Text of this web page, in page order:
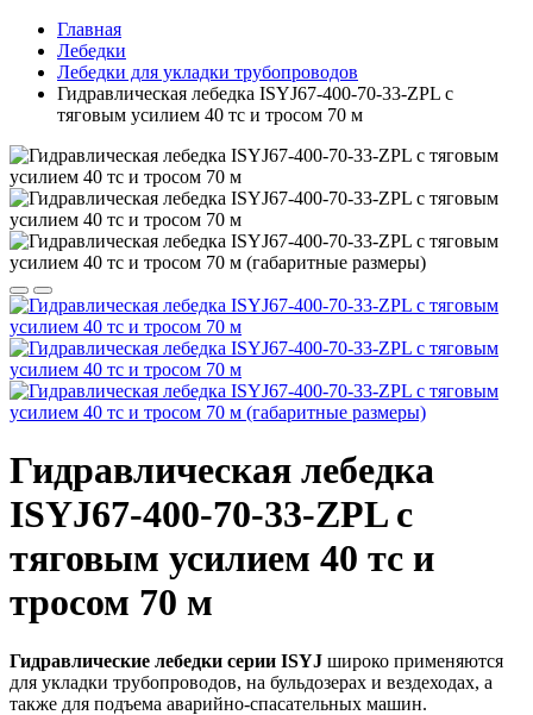
Главная
Лебедки
Лебедки для укладки трубопроводов
Гидравлическая лебедка ISYJ67-400-70-33-ZPL с
тяговым усилием 40 тс и тросом 70 м
Гидравлическая лебедка
ISYJ67-400-70-33-ZPL с
тяговым усилием 40 тс и
тросом 70 м
Гидравлические лебедки серии ISYJ широко применяются
для укладки трубопроводов, на бульдозерах и вездеходах, а
также для подъема аварийно-спасательных машин.